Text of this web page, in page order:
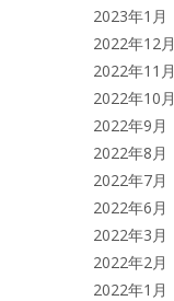
2023年1月
2022年12月
2022年11月
2022年10月
2022年9月
2022年8月
2022年7月
2022年6月
2022年3月
2022年2月
2022年1月